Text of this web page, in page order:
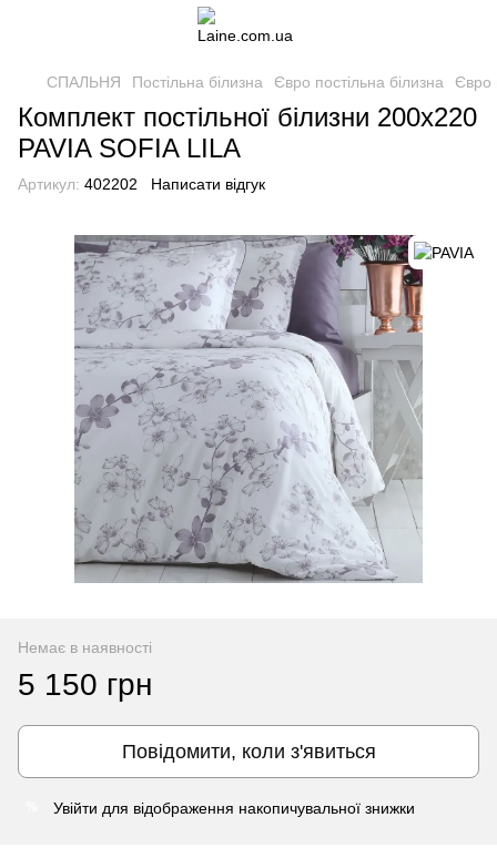
СПАЛЬНЯ Постільна білизна Євро постільна білизна Євро
Комплект постільної білизни 200x220
PAVIA SOFIA LILA
Артикул: 402202 Написати відгук
Немає в наявності
5 150 грн
Повідомити, коли з'явиться
Увійти для відображення накопичувальної знижки